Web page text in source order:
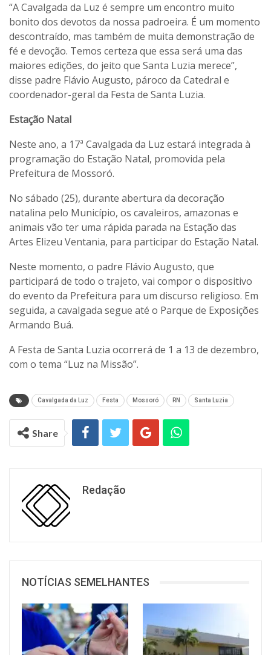
“A Cavalgada da Luz é sempre um encontro muito
bonito dos devotos da nossa padroeira. É um momento
descontraído, mas também de muita demonstração de
fé e devoção. Temos certeza que essa será uma das
maiores edições, do jeito que Santa Luzia merece”,
disse padre Flávio Augusto, pároco da Catedral e
coordenador-geral da Festa de Santa Luzia.
Estação Natal
Neste ano, a 17ª Cavalgada da Luz estará integrada à
programação do Estação Natal, promovida pela
Prefeitura de Mossoró.
No sábado (25), durante abertura da decoração
natalina pelo Município, os cavaleiros, amazonas e
animais vão ter uma rápida parada na Estação das
Artes Elizeu Ventania, para participar do Estação Natal.
Neste momento, o padre Flávio Augusto, que
participará de todo o trajeto, vai compor o dispositivo
do evento da Prefeitura para um discurso religioso. Em
seguida, a cavalgada segue até o Parque de Exposições
Armando Buá.
A Festa de Santa Luzia ocorrerá de 1 a 13 de dezembro,
com o tema “Luz na Missão”.
Cavalgada da Luz Festa Mossoró RN Santa Luzia
Share
Redação
NOTÍCIAS SEMELHANTES